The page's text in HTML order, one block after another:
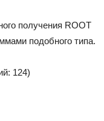
получения ROOT
подобного типа.
124)